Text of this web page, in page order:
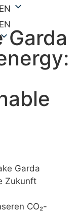
EN
EN
Garda
Garda
Zukunft
CO₂-